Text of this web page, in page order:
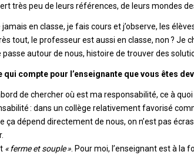
très peu de leurs références, de leurs mondes
jamais en classe, je fais cours et j’observe, les
tout, le professeur est aussi en classe, non ? Je
passe autour de nous, histoire de trouver des
qui compte pour l’enseignante que vous êtes
de chercher où est ma responsabilité, ce à
: dans un collège relativement favorisé
ça dépend directement de nous, on n’est pas
« ferme et souple » . Pour moi, l’enseignant est à